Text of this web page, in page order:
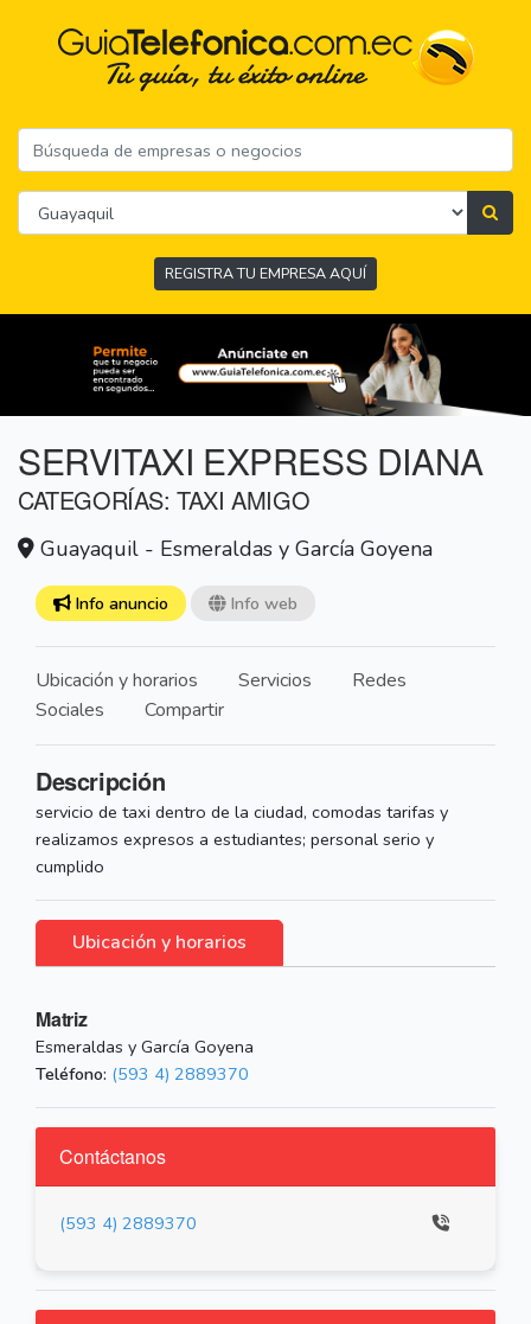
REGISTRA TU EMPRESA AQUÍ
SERVITAXI EXPRESS DIANA
CATEGORÍAS: TAXI AMIGO
Guayaquil - Esmeraldas y García Goyena
Info anuncio Info web
Ubicación y horarios Servicios
Redes
Sociales
Compartir
Descripción
servicio de taxi dentro de la ciudad, comodas tarifas y
realizamos expresos a estudiantes; personal serio y
cumplido
Ubicación y horarios
Matriz
Esmeraldas y García Goyena
Teléfono: (593 4) 2889370
Contáctanos
(593 4) 2889370